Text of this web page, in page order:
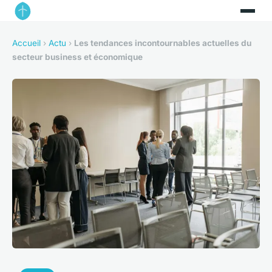
Accueil › Actu › Les tendances incontournables actuelles du
secteur business et économique